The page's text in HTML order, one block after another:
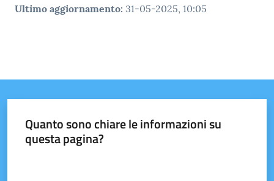
Ultimo aggiornamento: 31-05-2025, 10:05
Quanto sono chiare le informazioni su
questa pagina?